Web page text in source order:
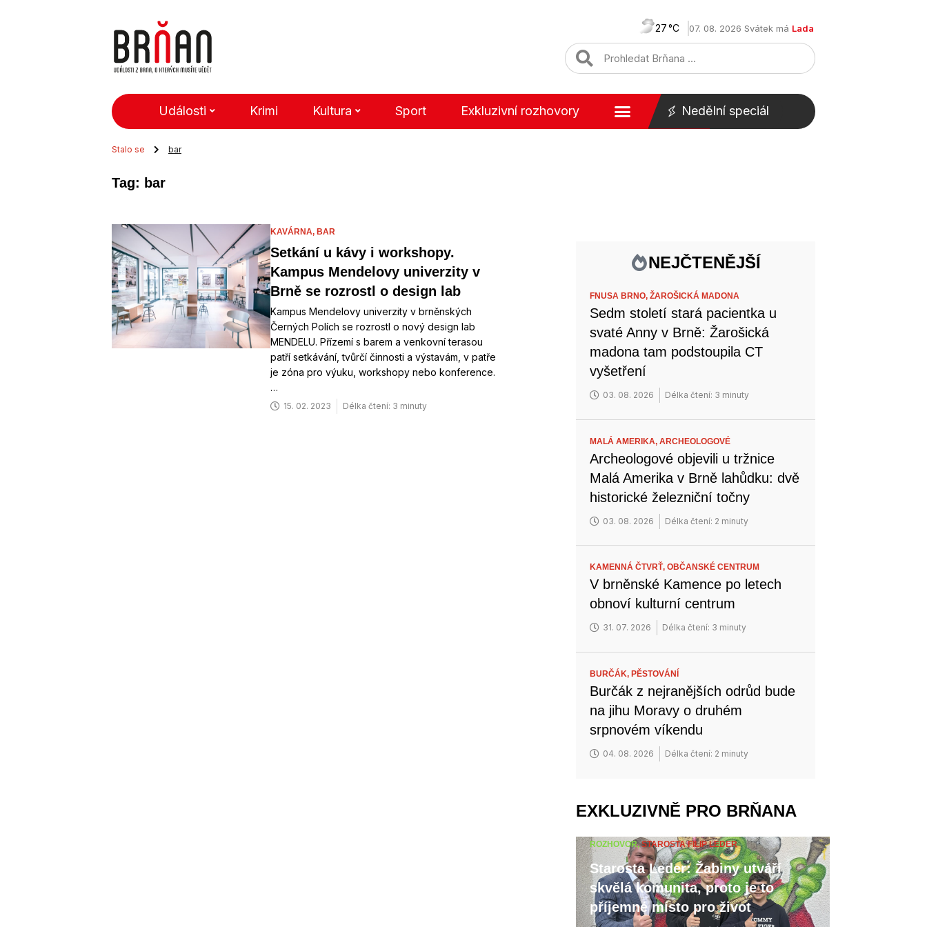
27 07. 08. 2026 Svátek má Lada
Události Krimi Kultura Sport Exkluzivní rozhovory Nedělní speciál
Stalo se bar
Tag: bar
KAVÁRNA, BAR
Setkání u kávy i workshopy.
Kampus Mendelovy univerzity v
Brně se rozrostl o design lab
Kampus Mendelovy univerzity v brněnských
Černých Polích se rozrostl o nový design lab
MENDELU. Přízemí s barem a venkovní terasou
patří setkávání, tvůrčí činnosti a výstavám, v patře
je zóna pro výuku, workshopy nebo konference.
…
15. 02. 2023 Délka čtení: 3 minuty
NEJČTENĚJŠÍ
FNUSA BRNO,ŽAROŠICKÁ MADONA
Sedm století stará pacientka u
svaté Anny v Brně: Žarošická
madona tam podstoupila CT
vyšetření
03. 08. 2026 Délka čtení: 3 minuty
MALÁ AMERIKA,ARCHEOLOGOVÉ
Archeologové objevili u tržnice
Malá Amerika v Brně lahůdku: dvě
historické železniční točny
03. 08. 2026 Délka čtení: 2 minuty
KAMENNÁ ČTVRŤ,OBČANSKÉ CENTRUM
V brněnské Kamence po letech
obnoví kulturní centrum
31. 07. 2026 Délka čtení: 3 minuty
BURČÁK,PĚSTOVÁNÍ
Burčák z nejranějších odrůd bude
na jihu Moravy o druhém
srpnovém víkendu
04. 08. 2026 Délka čtení: 2 minuty
EXKLUZIVNĚ PRO BRŇANA
ROZHOVOR,STAROSTA FILIP LEDER
Starosta Leder: Žabiny utváří
skvělá komunita, proto je to
příjemné místo pro život